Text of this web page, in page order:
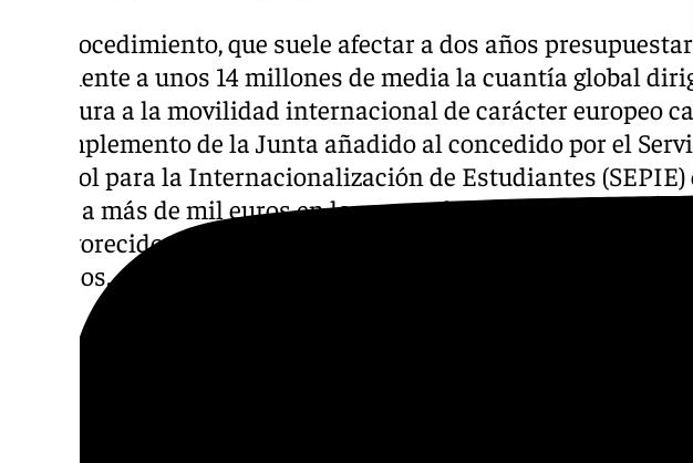
Ese procedimiento, que suele afectar a dos años
finalmente a unos 14 millones de media la cuantía global
cobertura a la movilidad internacional de carácter europeo
El complemento de la Junta añadido al concedido por el
Español para la Internacionalización de Estudiantes (SEPIE)
ayuda a más de mil euros en los casos de alumnos
desfavorecidos que se trasladen a países cuyo PIB son de los
elevados.
1,3 millones para las matrículas de los